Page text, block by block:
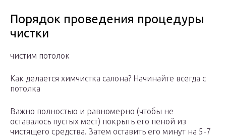
Порядок проведения процедуры
чистки
чистим потолок
Как делается химчистка салона? Начинайте всегда с
потолка
Важно полностью и равномерно (чтобы не
оставалось пустых мест) покрыть его пеной из
чистящего средства. Затем оставить его минут на 5-7